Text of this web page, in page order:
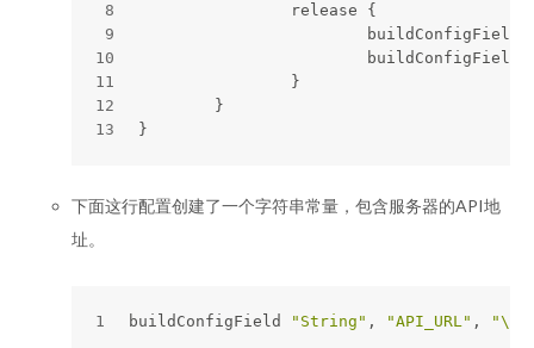
8
9
10
11
12
13
		release {
			buildConfigField
			buildConfigField
		}
	}
}
下面这行配置创建了一个字符串常量，包含服务器的API地
址。
1 buildConfigField "String" , "API_URL" ,